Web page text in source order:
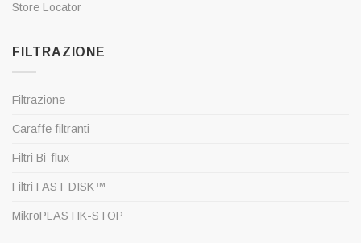
Store Locator
FILTRAZIONE
Filtrazione
Caraffe filtranti
Filtri Bi-flux
Filtri FAST DISK™
MikroPLASTIK-STOP